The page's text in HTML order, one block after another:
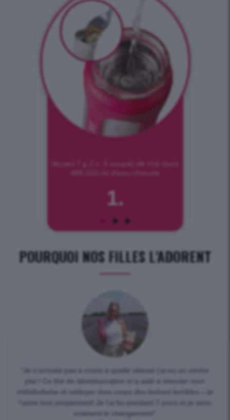
1.
POURQUOI NOS FILLES L'ADORENT
“Je n’arrivais pas à croire à quelle vitesse j’ai eu un ventre
plat ! Ce thé de désintoxication m’a aidé à stimuler mon
métabolisme et nettoyer mon corps des toxines terribles – je
l’aime tout simplement! Je l’ai bu pendant 7 jours et je sens
vraiment le changement!”